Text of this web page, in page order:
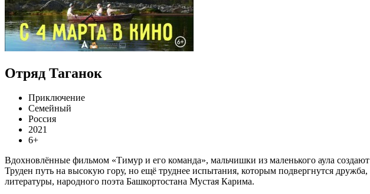
Отряд Таганок
Приключение
Семейный
Россия
2021
6+
Вдохновлённые фильмом «Тимур и его команда», мальчишки из маленького аула
Труден путь на высокую гору, но ещё труднее испытания, которым подвергнутся
литературы, народного поэта Башкортостана Мустая Карима.